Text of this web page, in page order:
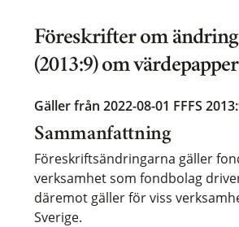
Föreskrifter om
(2013:9) om
Gäller från 2022-08-01 FFFS
Sammanfattning
Föreskriftsändringarna gäller
verksamhet som fondbolag
däremot gäller för viss
Sverige.